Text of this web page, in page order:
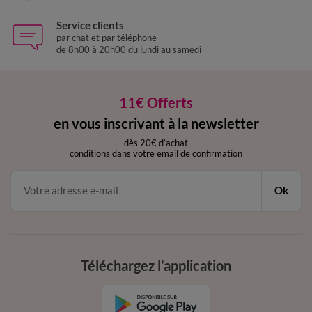
Service clients
par chat et par téléphone
de 8h00 à 20h00 du lundi au samedi
11€ Offerts
en vous inscrivant à la newsletter
dès 20€ d’achat
conditions dans votre email de confirmation
Ok
Téléchargez l’application